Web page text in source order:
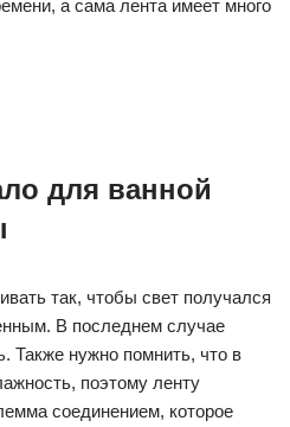
а сама лента имеет много
для ванной
так, чтобы свет получался
В последнем случае
Также нужно помнить, что в
поэтому ленту
соединением, которое